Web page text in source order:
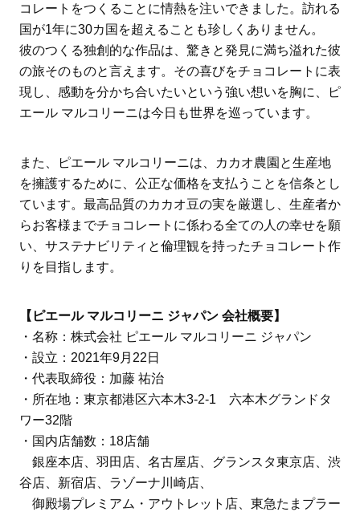
コレートをつくることに情熱を注いできました。訪れる
国が1年に30カ国を超えることも珍しくありません。
彼のつくる独創的な作品は、驚きと発見に満ち溢れた彼
の旅そのものと言えます。その喜びをチョコレートに表
現し、感動を分かち合いたいという強い想いを胸に、ピ
エール マルコリーニは今日も世界を巡っています。
また、ピエール マルコリーニは、カカオ農園と生産地
を擁護するために、公正な価格を支払うことを信条とし
ています。最高品質のカカオ豆の実を厳選し、生産者か
らお客様までチョコレートに係わる全ての人の幸せを願
い、サステナビリティと倫理観を持ったチョコレート作
りを目指します。
【ピエール マルコリーニ ジャパン 会社概要】
・名称：株式会社 ピエール マルコリーニ ジャパン
・設立：2021年9月22日
・代表取締役：加藤 祐治
・所在地：東京都港区六本木3-2-1 六本木グランドタ
ワー32階
・国内店舗数：18店舗
銀座本店、羽田店、名古屋店、グランスタ東京店、渋
谷店、新宿店、ラゾーナ川崎店、
御殿場プレミアム・アウトレット店、東急たまプラー